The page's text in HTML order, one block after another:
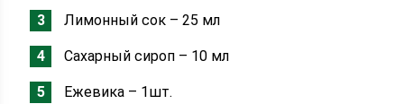
Лимонный сок – 25 мл
Сахарный сироп – 10 мл
Ежевика – 1шт.